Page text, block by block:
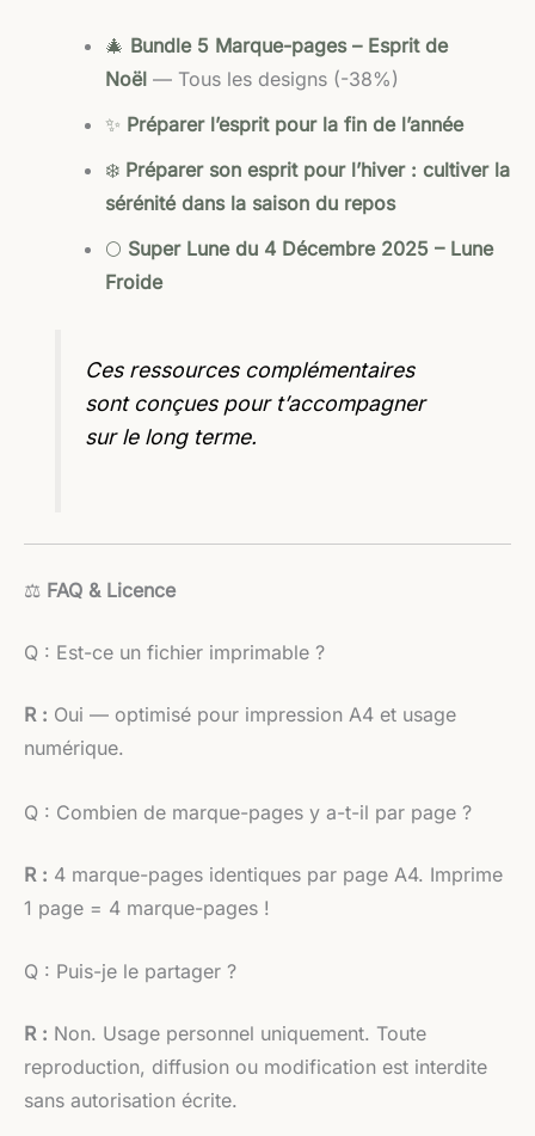
🎄 Bundle 5 Marque-pages – Esprit de
Noël — Tous les designs (-38%)
✨ Préparer l’esprit pour la fin de l’année
❄️ Préparer son esprit pour l’hiver : cultiver la
sérénité dans la saison du repos
🌕 Super Lune du 4 Décembre 2025 – Lune
Froide
Ces ressources complémentaires
sont conçues pour t’accompagner
sur le long terme.
⚖️ FAQ & Licence
Q : Est-ce un fichier imprimable ?
R : Oui — optimisé pour impression A4 et usage
numérique.
Q : Combien de marque-pages y a-t-il par page ?
R : 4 marque-pages identiques par page A4. Imprime
1 page = 4 marque-pages !
Q : Puis-je le partager ?
R : Non. Usage personnel uniquement. Toute
reproduction, diffusion ou modification est interdite
sans autorisation écrite.